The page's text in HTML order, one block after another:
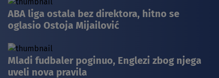
ABA liga ostala bez direktora, hitno se
oglasio Ostoja Mijailović
Mladi fudbaler poginuo, Englezi zbog njega
uveli nova pravila